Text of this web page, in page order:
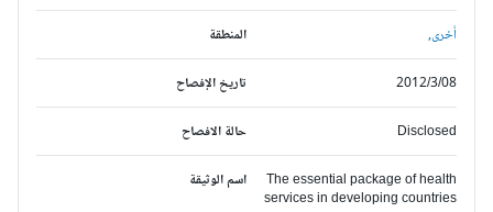
المنطقة أخرى,
تاريخ الإفصاح 2012/3/08
حالة الافصاح Disclosed
اسم الوثيقة
The essential package of health
services in developing countries